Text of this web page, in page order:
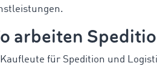
arbeiten
Kaufleute für Spedition und